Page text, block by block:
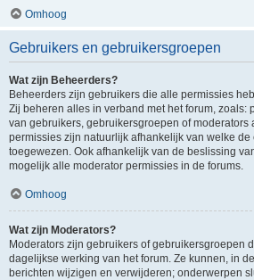
Omhoog
Gebruikers en gebruikersgroepen
Wat zijn Beheerders?
Beheerders zijn gebruikers die alle permissies
Zij beheren alles in verband met het forum, zoals:
van gebruikers, gebruikersgroepen of moderators
permissies zijn natuurlijk afhankelijk van welke
toegewezen. Ook afhankelijk van de beslissing
mogelijk alle moderator permissies in de forums.
Omhoog
Wat zijn Moderators?
Moderators zijn gebruikers of gebruikersgroepen
dagelijkse werking van het forum. Ze kunnen, in
berichten wijzigen en verwijderen; onderwerpen